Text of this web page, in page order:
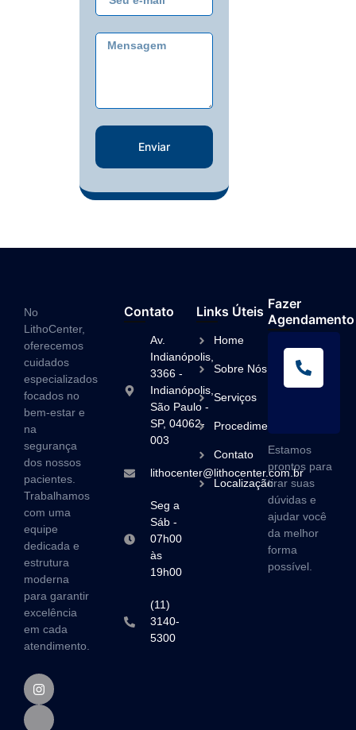
Enviar
No
LithoCenter,
oferecemos
cuidados
especializados
focados no
bem-estar e
na
segurança
dos nossos
pacientes.
Trabalhamos
com uma
equipe
dedicada e
estrutura
moderna
para garantir
excelência
em cada
atendimento.
Contato
Av.
Indianópolis,
3366 -
Indianópolis,
São Paulo -
SP, 04062-
003
lithocenter@lithocenter.com.br
Seg a
Sáb -
07h00
às
19h00
(11)
3140-
5300
Links Úteis
Home
Sobre Nós
Serviços
Procedimentos
Contato
Localização
Fazer
Agendamento
Estamos
prontos para
tirar suas
dúvidas e
ajudar você
da melhor
forma
possível.